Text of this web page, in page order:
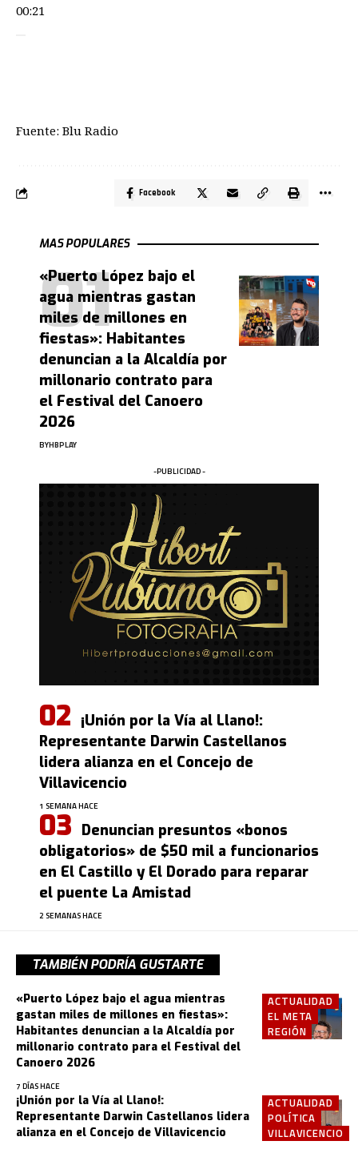
00:21
Fuente: Blu Radio
Facebook
MAS POPULARES
«Puerto López bajo el
agua mientras gastan
miles de millones en
fiestas»: Habitantes
denuncian a la Alcaldía por
millonario contrato para
el Festival del Canoero
2026
BYHBPLAY
-PUBLICIDAD -
¡Unión por la Vía al Llano!:
Representante Darwin Castellanos
lidera alianza en el Concejo de
Villavicencio
1 SEMANA HACE
Denuncian presuntos «bonos
obligatorios» de $50 mil a funcionarios
en El Castillo y El Dorado para reparar
el puente La Amistad
2 SEMANAS HACE
TAMBIÉN PODRÍA GUSTARTE
ACTUALIDAD
EL META
REGIÓN
«Puerto López bajo el agua mientras
gastan miles de millones en fiestas»:
Habitantes denuncian a la Alcaldía por
millonario contrato para el Festival del
Canoero 2026
7 DÍAS HACE
ACTUALIDAD
POLÍTICA
VILLAVICENCIO
¡Unión por la Vía al Llano!:
Representante Darwin Castellanos lidera
alianza en el Concejo de Villavicencio